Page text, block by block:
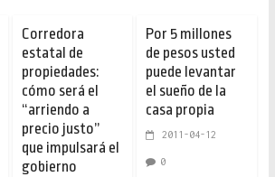
Corredora
estatal de
propiedades:
cómo será el
“arriendo a
precio justo”
que impulsará el
gobierno
Por 5 millones
de pesos usted
puede levantar
el sueño de la
casa propia
2011-04-12
0